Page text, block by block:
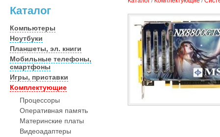
Каталог
Компьютеры
Ноутбуки
Планшеты, эл. книги
Мобильные телефоны,
смартфоны
Игры, приставки
Комплектующие
Процессоры
Оперативная память
Материнские платы
Видеоадаптеры